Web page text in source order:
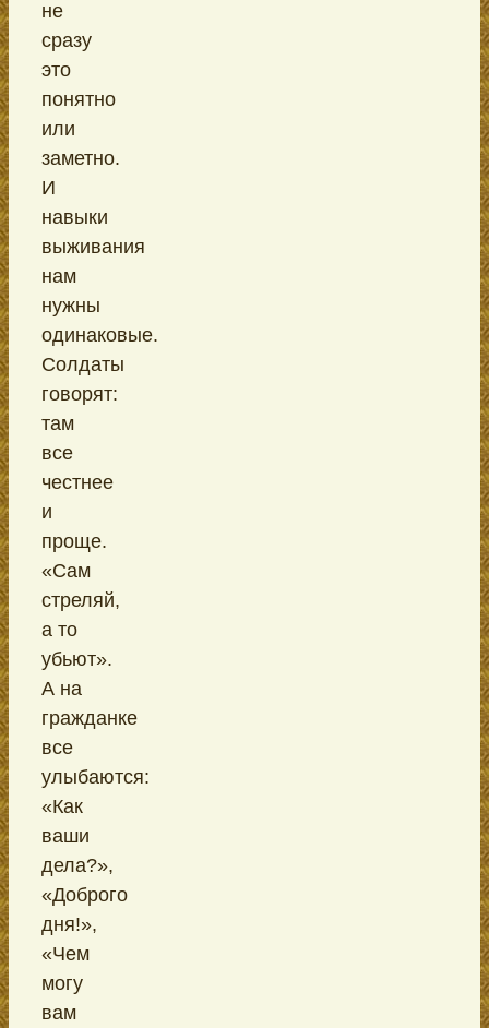
не
сразу
это
понятно
или
заметно.
И
навыки
выживания
нам
нужны
одинаковые.
Солдаты
говорят:
там
все
честнее
и
проще.
«Сам
стреляй,
а то
убьют».
А на
гражданке
все
улыбаются:
«Как
ваши
дела?»,
«Доброго
дня!»,
«Чем
могу
вам